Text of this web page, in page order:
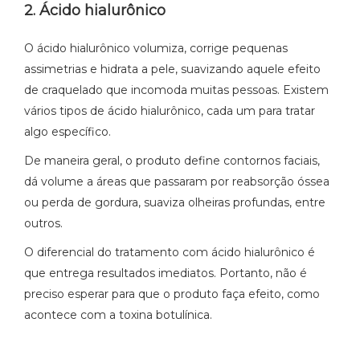
2. Ácido hialurônico
O ácido hialurônico volumiza, corrige pequenas
assimetrias e hidrata a pele, suavizando aquele efeito
de craquelado que incomoda muitas pessoas. Existem
vários tipos de ácido hialurônico, cada um para tratar
algo específico.
De maneira geral, o produto define contornos faciais,
dá volume a áreas que passaram por reabsorção óssea
ou perda de gordura, suaviza olheiras profundas, entre
outros.
O diferencial do tratamento com ácido hialurônico é
que entrega resultados imediatos. Portanto, não é
preciso esperar para que o produto faça efeito, como
acontece com a toxina botulínica.